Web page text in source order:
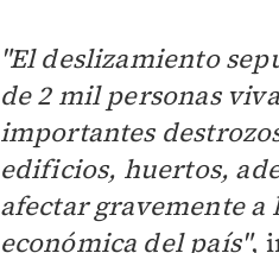
"El deslizamiento
de 2 mil personas
importantes
edificios, huertos,
afectar gravemente a
económica del país",